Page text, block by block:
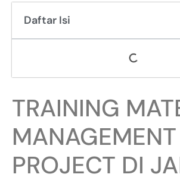
Daftar Isi
TRAINING
MANAGEMENT
PROJECT DI